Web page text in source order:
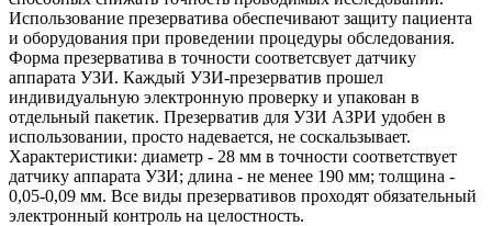
Использование презерватива обеспечивают защиту пациента
и оборудования при проведении процедуры обследования.
Форма презерватива в точности соответсвует датчику
аппарата УЗИ. Каждый УЗИ-презерватив прошел
индивидуальную электронную проверку и упакован в
отдельный пакетик. Презерватив для УЗИ АЗРИ удобен в
использовании, просто надевается, не соскальзывает.
Характеристики: диаметр - 28 мм в точности соответствует
датчику аппарата УЗИ; длина - не менее 190 мм; толщина -
0,05-0,09 мм. Все виды презервативов проходят обязательный
электронный контроль на целостность.